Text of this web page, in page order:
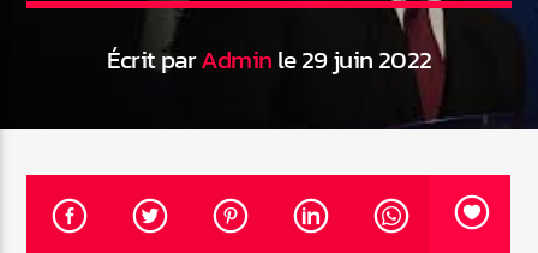
Titre
Artiste
Écrit parAdminle 29 juin 2022